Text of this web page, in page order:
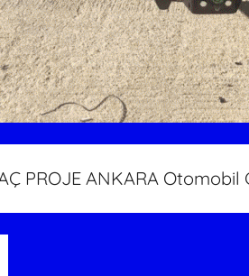
PROJE ANKARA Otomobil